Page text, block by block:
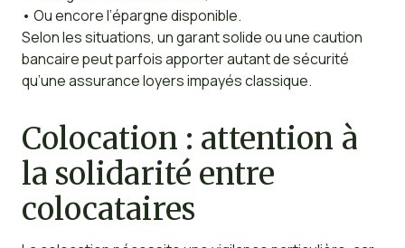
• Ou encore l’épargne disponible.
Selon les situations, un garant solide ou une caution
bancaire peut parfois apporter autant de sécurité
qu’une assurance loyers impayés classique.
Colocation : attention à
la solidarité entre
colocataires